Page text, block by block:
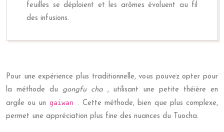
feuilles se déploient et les arômes évoluent au fil
des infusions.
Pour une expérience plus traditionnelle, vous pouvez opter pour
la méthode du gongfu cha , utilisant une petite théière en
argile ou un gaiwan . Cette méthode, bien que plus complexe,
permet une appréciation plus fine des nuances du Tuocha.